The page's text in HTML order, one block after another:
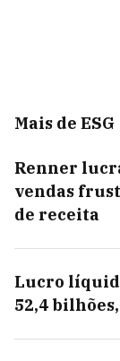
Mais de ESG
Renner
vendas
de receita
Lucro
52,4